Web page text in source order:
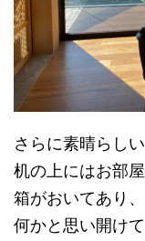
さらに素晴らし
机の上にはお部
箱がおいてあり、
何かと思い開け